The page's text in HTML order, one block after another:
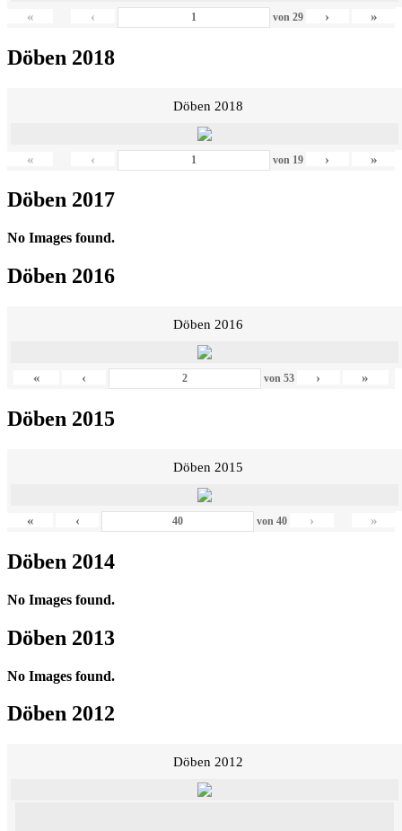
« ‹ von 29 › »
Döben 2018
Döben 2018
« ‹ von 19 › »
Döben 2017
No Images found.
Döben 2016
Döben 2016
« ‹ von 53 › »
Döben 2015
Döben 2015
« ‹ von40 › »
Döben 2014
No Images found.
Döben 2013
No Images found.
Döben 2012
Döben 2012